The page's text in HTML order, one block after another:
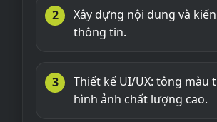
Xây dựng nội dung và
thông tin.
Thiết kế UI/UX: tông màu
hình ảnh chất lượng cao.